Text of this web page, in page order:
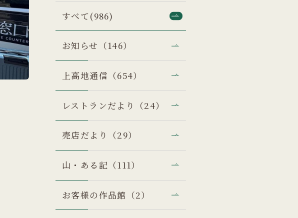
すべて(986)
お知らせ（146）
上高地通信（654）
レストランだより（24）
売店だより（29）
山・ある記（111）
お客様の作品館（2）